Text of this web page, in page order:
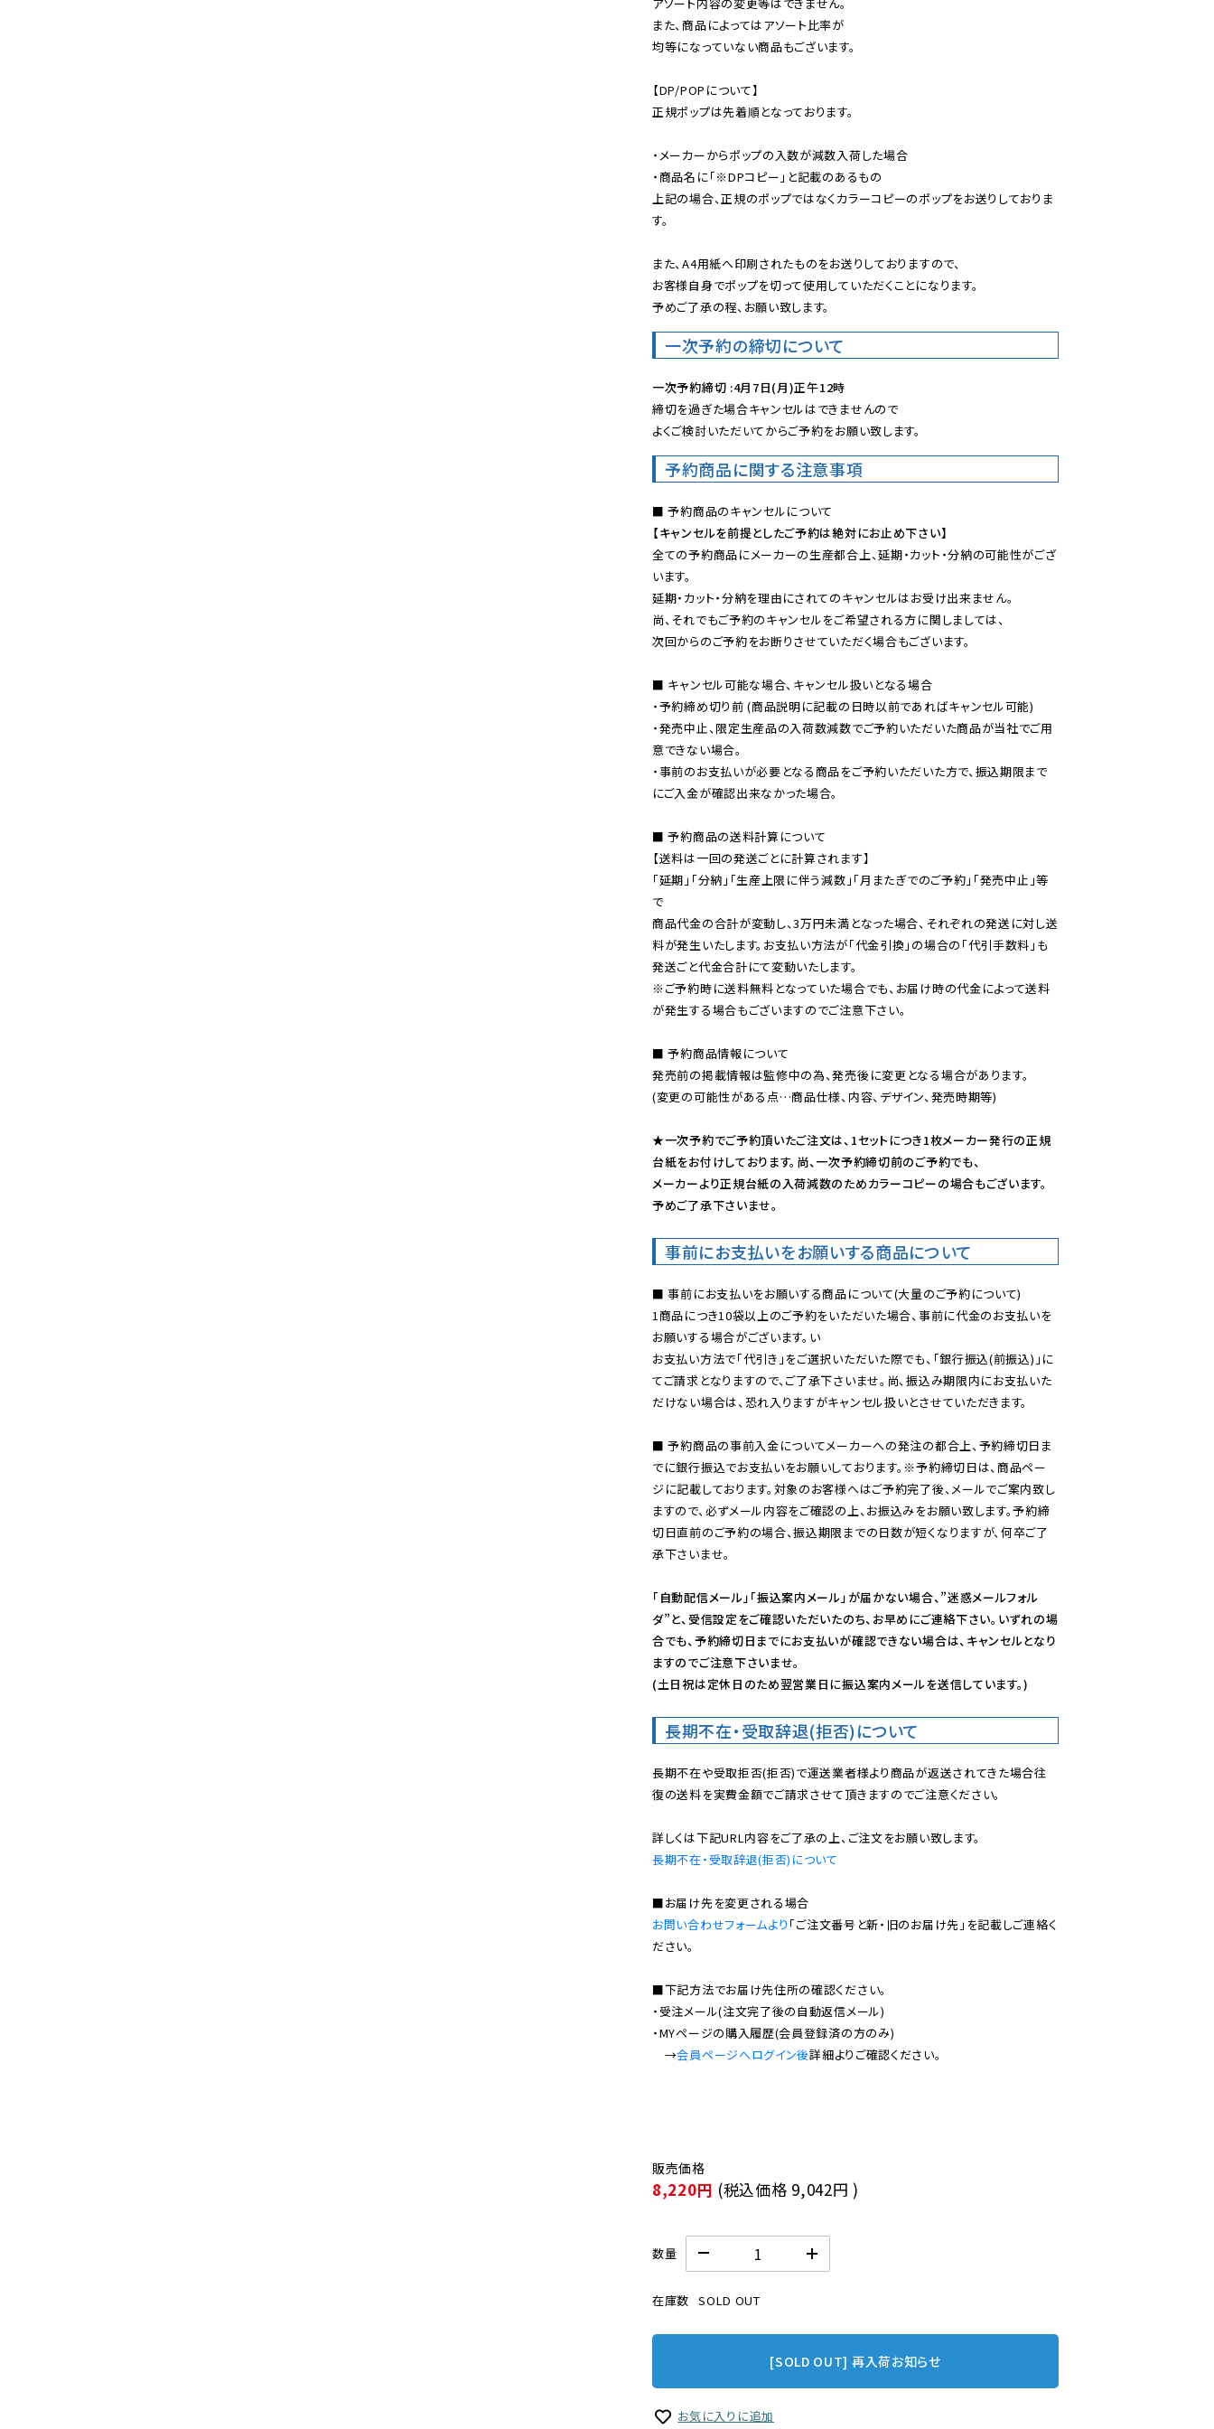
また、商品によってはアソート比率が
均等になっていない商品もございます。
【DP/POPについて】
正規ポップは先着順となっております。
・メーカーからポップの入数が減数入荷した場合
・商品名に「※DPコピー」と記載のあるもの
上記の場合、正規のポップではなくカラーコピーのポップをお送りしておりま
す。
また、A4用紙へ印刷されたものをお送りしておりますので、
お客様自身でポップを切って使用していただくことになります。
予めご了承の程、お願い致します。
一次予約の締切について
一次予約締切 :4月7日(月)正午12時
締切を過ぎた場合キャンセルはできませんので
よくご検討いただいてからご予約をお願い致します。
予約商品に関する注意事項
【キャンセルを前提としたご予約は絶対にお止め下さい】
全ての予約商品にメーカーの生産都合上、延期・カット・分納の可能性がござ
います。
延期・カット・分納を理由にされてのキャンセルはお受け出来ません。
尚、それでもご予約のキャンセルをご希望される方に関しましては、
次回からのご予約をお断りさせていただく場合もございます。
■ キャンセル可能な場合、キャンセル扱いとなる場合
・予約締め切り前 (商品説明に記載の日時以前であればキャンセル可能)
・発売中止、限定生産品の入荷数減数でご予約いただいた商品が当社でご用
意できない場合。
・事前のお支払いが必要となる商品をご予約いただいた方で、振込期限まで
にご入金が確認出来なかった場合。
■ 予約商品の送料計算について
【送料は一回の発送ごとに計算されます】
「延期」「分納」「生産上限に伴う減数」「月またぎでのご予約」「発売中止」等
で
商品代金の合計が変動し、3万円未満となった場合、それぞれの発送に対し送
料が発生いたします。お支払い方法が「代金引換」の場合の「代引手数料」も
※ご予約時に送料無料となっていた場合でも、お届け時の代金によって送料
が発生する場合もございますのでご注意下さい。
■ 予約商品情報について
発売前の掲載情報は監修中の為、発売後に変更となる場合があります。
(変更の可能性がある点…商品仕様、内容、デザイン、発売時期等)
★一次予約でご予約頂いたご注文は、1セットにつき1枚メーカー発行の正規
台紙をお付けしております。尚、一次予約締切前のご予約でも、
メーカーより正規台紙の入荷減数のためカラーコピーの場合もございます。
予めご了承下さいませ。
事前にお支払いをお願いする商品について
■ 事前にお支払いをお願いする商品について(大量のご予約について)
1商品につき10袋以上のご予約をいただいた場合、事前に代金のお支払いを
お願いする場合がございます。い
お支払い方法で「代引き」をご選択いただいた際でも、「銀行振込(前振込)」に
てご請求となりますので、ご了承下さいませ。尚、振込み期限内にお支払いた
だけない場合は、恐れ入りますがキャンセル扱いとさせていただきます。
■ 予約商品の事前入金についてメーカーへの発注の都合上、予約締切日ま
でに銀行振込でお支払いをお願いしております。※予約締切日は、商品ペー
ジに記載しております。対象のお客様へはご予約完了後、メールでご案内致し
ますので、必ずメール内容をご確認の上、お振込みをお願い致します。予約締
切日直前のご予約の場合、振込期限までの日数が短くなりますが、何卒ご了
承下さいませ。
「自動配信メール」「振込案内メール」が届かない場合、”迷惑メールフォル
ダ”と、受信設定をご確認いただいたのち、お早めにご連絡下さい。いずれの場
合でも、予約締切日までにお支払いが確認できない場合は、キャンセルとなり
ますのでご注意下さいませ。
(土日祝は定休日のため翌営業日に振込案内メールを送信しています。)
長期不在・受取辞退(拒否)について
長期不在や受取拒否(拒否)で運送業者様より商品が返送されてきた場合往
復の送料を実費金額でご請求させて頂きますのでご注意ください。
長期不在・受取辞退(拒否)について
お問い合わせフォームより 「ご注文番号と新・旧のお届け先」を記載しご連絡く
ださい。
■下記方法でお届け先住所の確認ください。
・受注メール(注文完了後の自動返信メール)
・MYページの購入履歴(会員登録済の方のみ)
→会員ページへログイン後
8,220円 (税込価格 9,042円 )
数量
在庫数 SOLD OUT
[SOLD OUT] 再入荷お知らせ
お気に入りに追加